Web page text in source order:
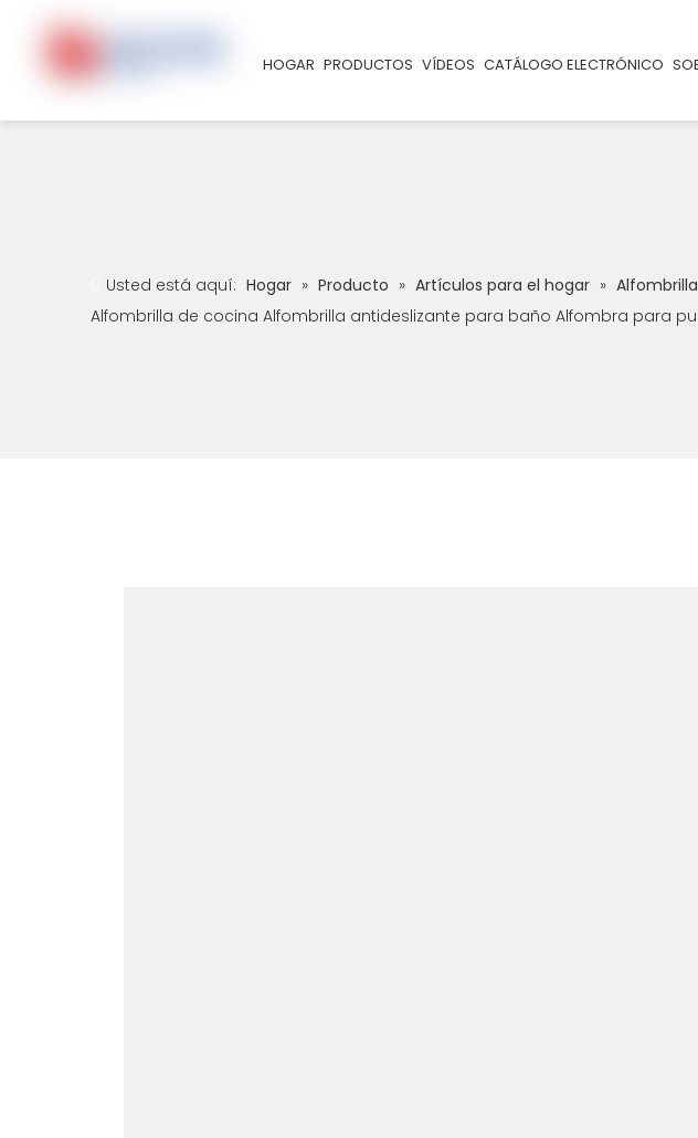
HOGAR PRODUCTOS VÍDEOS CATÁLOGO ELECTRÓNICO
Usted está aquí: Hogar » Producto » Artículos para el hogar »
Alfombrilla de cocina Alfombrilla antideslizante para baño Alfombra para